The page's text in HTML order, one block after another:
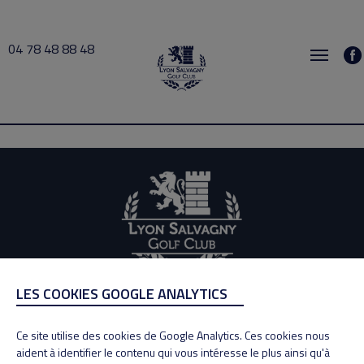
04 78 48 88 48
Hardi 2026-06-11 16:00 → 2026-06-11 17:30
ADRESSE
69890 La Tour de Salvagny
Tél : 04 78 48 88 48
LES COOKIES GOOGLE ANALYTICS
Ce site utilise des cookies de Google Analytics. Ces cookies nous
aident à identifier le contenu qui vous intéresse le plus ainsi qu'à